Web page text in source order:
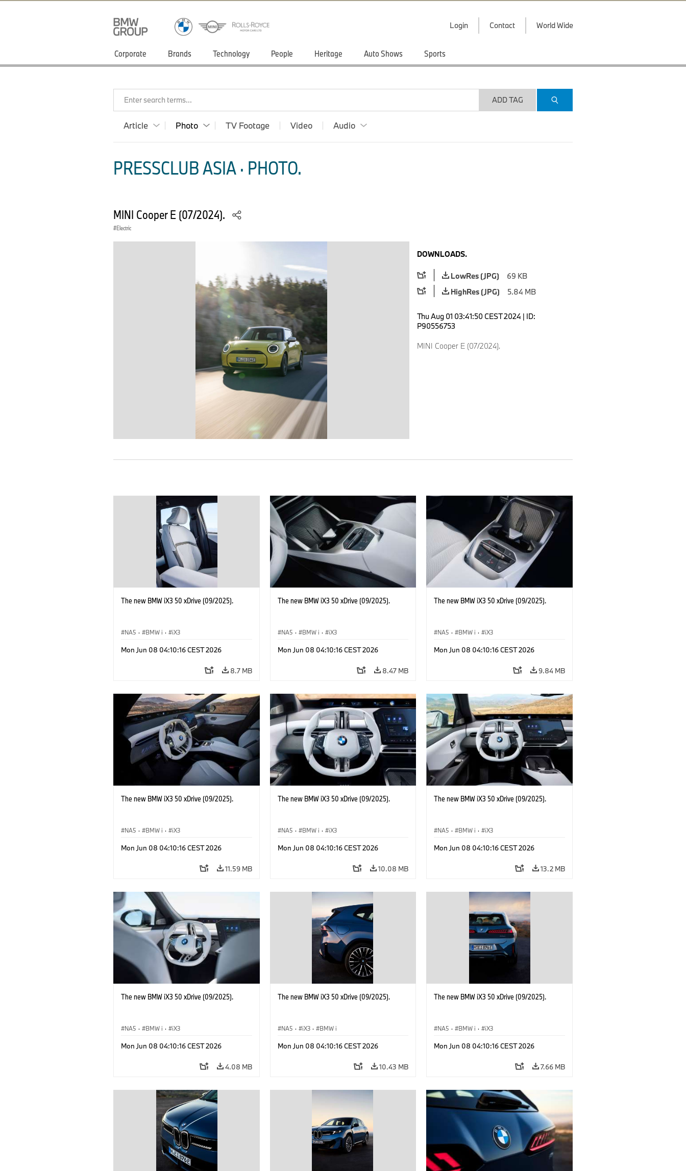
Login Contact World Wide
Corporate Brands Technology People Heritage Auto Shows Sports
Enter search terms... ADD TAG
Article Photo TV Footage Video Audio
PRESSCLUB ASIA · PHOTO.
MINI Cooper E (07/2024).
Electric
DOWNLOADS.
LowRes (JPG)
69 KB
HighRes (JPG)
5.84 MB
Thu Aug 01 03:41:50 CEST 2024 | ID:
P90556753
MINI Cooper E (07/2024).
The new BMW iX3 50 xDrive (09/2025).
NA5 · BMW i · iX3
Mon Jun 08 04:10:16 CEST 2026
8.7 MB
The new BMW iX3 50 xDrive (09/2025).
NA5 · BMW i · iX3
Mon Jun 08 04:10:16 CEST 2026
8.47 MB
The new BMW iX3 50 xDrive (09/2025).
NA5 · BMW i · iX3
Mon Jun 08 04:10:16 CEST 2026
9.84 MB
The new BMW iX3 50 xDrive (09/2025).
NA5 · BMW i · iX3
Mon Jun 08 04:10:16 CEST 2026
11.59 MB
The new BMW iX3 50 xDrive (09/2025).
NA5 · BMW i · iX3
Mon Jun 08 04:10:16 CEST 2026
10.08 MB
The new BMW iX3 50 xDrive (09/2025).
NA5 · BMW i · iX3
Mon Jun 08 04:10:16 CEST 2026
13.2 MB
The new BMW iX3 50 xDrive (09/2025).
NA5 · BMW i · iX3
Mon Jun 08 04:10:16 CEST 2026
4.08 MB
The new BMW iX3 50 xDrive (09/2025).
NA5 · iX3 · BMW i
Mon Jun 08 04:10:16 CEST 2026
10.43 MB
The new BMW iX3 50 xDrive (09/2025).
NA5 · BMW i · iX3
Mon Jun 08 04:10:16 CEST 2026
7.66 MB